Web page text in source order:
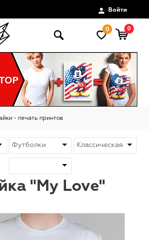
Войти
0 0
- печать принтов
"My Love"